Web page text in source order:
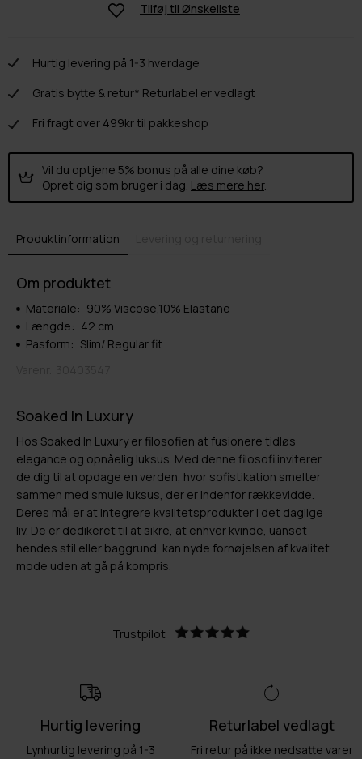
Tilføj til Ønskeliste
Hurtig levering på 1-3 hverdage
Gratis bytte & retur* Returlabel er vedlagt
Fri fragt over 499kr til pakkeshop
Vil du optjene 5% bonus på alle dine køb?
Opret dig som bruger i dag. Læs mere her.
Produktinformation
Om produktet
Materiale: 90% Viscose,10% Elastane
Længde: 42 cm
Pasform: Slim/ Regular fit
Soaked In Luxury
Hos Soaked In Luxury er filosofien at fusionere tidløs
elegance og opnåelig luksus. Med denne filosofi inviterer
de dig til at opdage en verden, hvor sofistikation smelter
sammen med smule luksus, der er indenfor rækkevidde.
Deres mål er at integrere kvalitetsprodukter i det daglige
liv. De er dedikeret til at sikre, at enhver kvinde, uanset
hendes stil eller baggrund, kan nyde fornøjelsen af kvalitet
mode uden at gå på kompris.
Trustpilot
Hurtig levering
Lynhurtig levering på 1-3
Returlabel vedlagt
Fri retur på ikke nedsatte varer